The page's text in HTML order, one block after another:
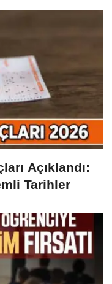
Açıklandı:
Tarihler